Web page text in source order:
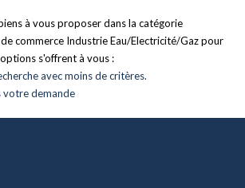
CONTACT
EN
à vous proposer dans la catégorie
commerce Industrie Eau/Electricité/Gaz pour
s'offrent à vous :
avec moins de critères.
votre demande